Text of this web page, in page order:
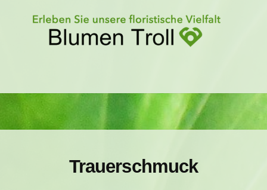
content
Trauerschmuck